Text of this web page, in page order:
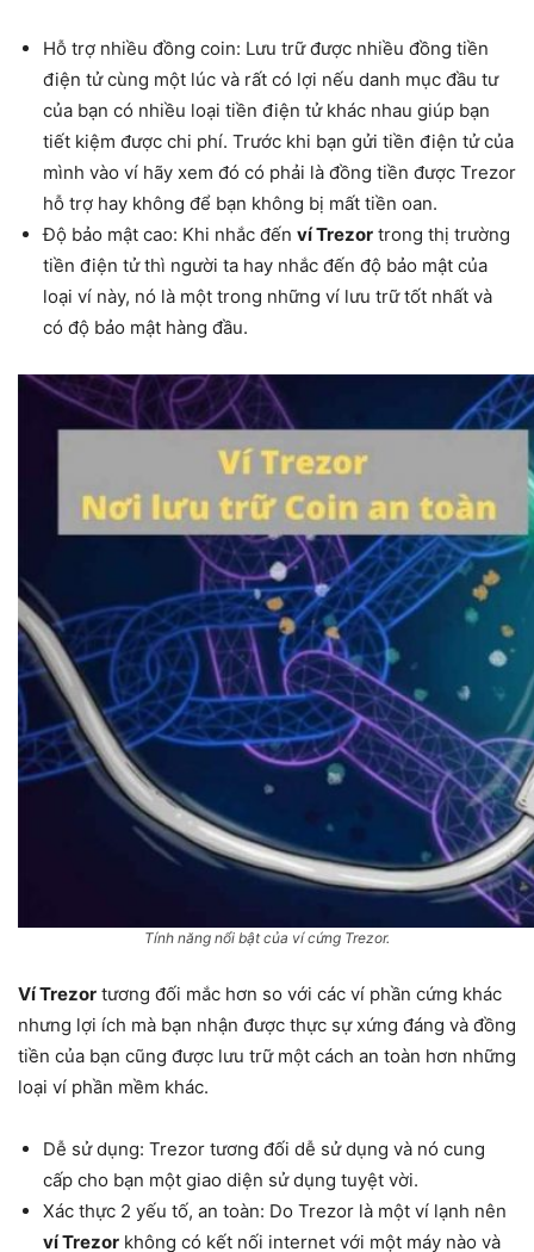
Hỗ trợ nhiều đồng coin: Lưu trữ được nhiều đồng tiền
điện tử cùng một lúc và rất có lợi nếu danh mục đầu tư
của bạn có nhiều loại tiền điện tử khác nhau giúp bạn
tiết kiệm được chi phí. Trước khi bạn gửi tiền điện tử của
mình vào ví hãy xem đó có phải là đồng tiền được Trezor
hỗ trợ hay không để bạn không bị mất tiền oan.
Độ bảo mật cao: Khi nhắc đến ví Trezor trong thị trường
tiền điện tử thì người ta hay nhắc đến độ bảo mật của
loại ví này, nó là một trong những ví lưu trữ tốt nhất và
có độ bảo mật hàng đầu.
Tính năng nổi bật của ví cứng Trezor.
Ví Trezor tương đối mắc hơn so với các ví phần cứng khác
nhưng lợi ích mà bạn nhận được thực sự xứng đáng và đồng
tiền của bạn cũng được lưu trữ một cách an toàn hơn những
loại ví phần mềm khác.
Dễ sử dụng: Trezor tương đối dễ sử dụng và nó cung
cấp cho bạn một giao diện sử dụng tuyệt vời.
Xác thực 2 yếu tố, an toàn: Do Trezor là một ví lạnh nên
ví Trezor không có kết nối internet với một máy nào và